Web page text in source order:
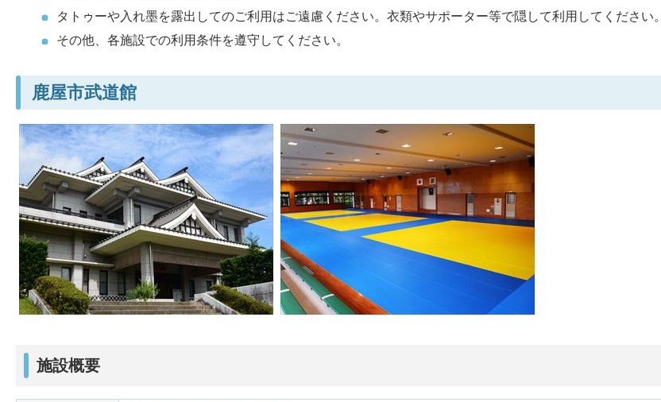
タトゥーや入れ墨を露出してのご利用はご遠慮ください。衣類やサポーター等で隠して利用してください。
その他、各施設での利用条件を遵守してください。
鹿屋市武道館
施設概要